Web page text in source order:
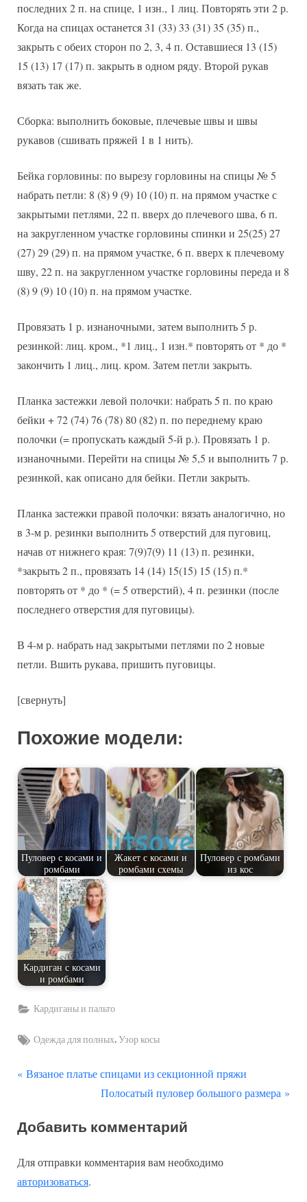
последних 2 п. на спице, 1 изн., 1 лиц. Повторять эти 2 р.
Когда на спицах останется 31 (33) 33 (31) 35 (35) п.,
закрыть с обеих сторон по 2, 3, 4 п. Оставшиеся 13 (15)
15 (13) 17 (17) п. закрыть в одном ряду. Второй рукав
вязать так же.
Сборка: выполнить боковые, плечевые швы и швы
рукавов (сшивать пряжей 1 в 1 нить).
Бейка горловины: по вырезу горловины на спицы № 5
набрать петли: 8 (8) 9 (9) 10 (10) п. на прямом участке с
закрытыми петлями, 22 п. вверх до плечевого шва, 6 п.
на закругленном участке горловины спинки и 25(25) 27
(27) 29 (29) п. на прямом участке, 6 п. вверх к плечевому
шву, 22 п. на закругленном участке горловины переда и 8
(8) 9 (9) 10 (10) п. на прямом участке.
Провязать 1 р. изнаночными, затем выполнить 5 р.
резинкой: лиц. кром., *1 лиц., 1 изн.* повторять от * до *
закончить 1 лиц., лиц. кром. Затем петли закрыть.
Планка застежки левой полочки: набрать 5 п. по краю
бейки + 72 (74) 76 (78) 80 (82) п. по переднему краю
полочки (= пропускать каждый 5-й р.). Провязать 1 р.
изнаночными. Перейти на спицы № 5,5 и выполнить 7 р.
резинкой, как описано для бейки. Петли закрыть.
Планка застежки правой полочки: вязать аналогично, но
в 3-м р. резинки выполнить 5 отверстий для пуговиц,
начав от нижнего края: 7(9)7(9) 11 (13) п. резинки,
*закрыть 2 п., провязать 14 (14) 15(15) 15 (15) п.*
повторять от * до * (= 5 отверстий), 4 п. резинки (после
последнего отверстия для пуговицы).
В 4-м р. набрать над закрытыми петлями по 2 новые
петли. Вшить рукава, пришить пуговицы.
[свернуть]
Похожие модели:
Пуловер с косами и
ромбами
Жакет с косами и
ромбами схемы
Пуловер с ромбами
из кос
Кардиган с косами
и ромбами
Кардиганы и пальто
Tags:
Одежда для полных,Узор косы
Навигация
записям
П
д
д
у
Вязаное платье спицами из секционной пряжи
С
е
у
Полосатый пуловер большого размера
Добавить комментарий
Для отправки комментария вам необходимо
авторизоваться.